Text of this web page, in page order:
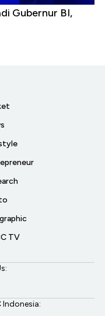
Gubernur BI,
TV
Indonesia: